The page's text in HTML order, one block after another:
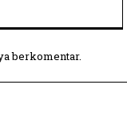
berkomentar.